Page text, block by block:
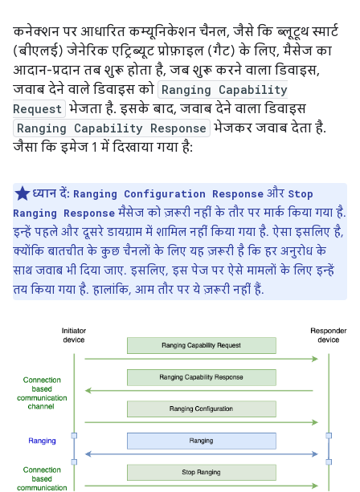
कनेक्शन पर आधारित कम्यूनिकेशन चैनल, जैसे कि ब्लूटूथ स्मार्ट
(बीएलई) जेनेरिक एट्रिब्यूट प्रोफ़ाइल (गैट) के लिए, मैसेज का
आदान-प्रदान तब शुरू होता है, जब शुरू करने वाला डिवाइस,
जवाब देने वाले डिवाइस को Ranging Capability
Request भेजता है. इसके बाद, जवाब देने वाला डिवाइस
Ranging Capability Response भेजकर जवाब देता है.
जैसा कि इमेज 1 में दिखाया गया है:
ध्यान दें: Ranging Configuration Response और Stop
Ranging Response मैसेज को ज़रूरी नहीं के तौर पर मार्क किया गया है.
इन्हें पहले और दूसरे डायग्राम में शामिल नहीं किया गया है. ऐसा इसलिए है,
क्योंकि बातचीत के कुछ चैनलों के लिए यह ज़रूरी है कि हर अनुरोध के
साथ जवाब भी दिया जाए. इसलिए, इस पेज पर ऐसे मामलों के लिए इन्हें
तय किया गया है. हालांकि, आम तौर पर ये ज़रूरी नहीं हैं.